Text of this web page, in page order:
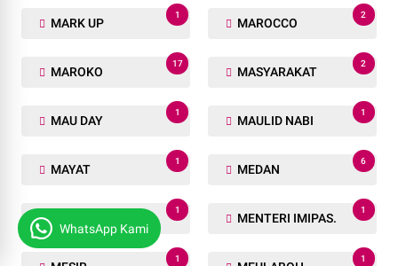
MARK UP
1
MAROCCO
2
MAROKO
17
MASYARAKAT
2
MAU DAY
1
MAULID NABI
1
MAYAT
1
MEDAN
6
MENGGALA SAKTI
1
MENTERI IMIPAS.
1
1 1
WhatsApp Kami